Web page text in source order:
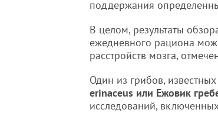
поддержания
В целом, результаты
ежедневного рациона
расстройств мозга,
Один из грибов,
erinaceus или Ежовик
исследований,